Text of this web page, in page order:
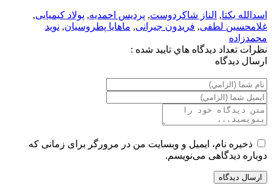
اسدالله یکتا, الناز شاکردوست, پردیس احمدیه, پولاد کیمیایی,
غلامحسین لطفی, فریدون جیرانی, ماهایا پطروسیان, نوید
محمدزاده
نظرات تعداد ديدگاه هاي تاييد شده :
ارسال ديدگاه
ذخیره نام، ایمیل و وبسایت من در مرورگر برای زمانی که
دوباره دیدگاهی می‌نویسم.